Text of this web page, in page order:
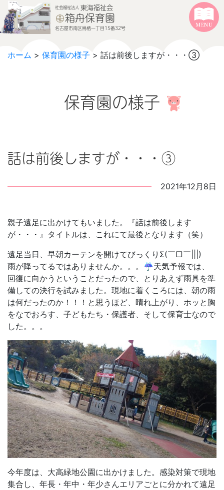
本文へジャンプする
メニューへジャンプする
社会福祉法人 東海福祉会
箱舟保育園
名古屋市南区鳥栖一丁目15番32号
ホーム > 保育園の様子 > 話は前後しますが・・・③
保育園の様子
話は前後しますが・・・③
2021年12月8日
親子遠足に出かけてもいました。『話は前後します
が・・・』タイトルは、これにて最後となります（笑）
遠足当日、早朝カーテンを開けてびっくりΣ(￣□￣|||)
雨が降ってるではありませんか。。。☔天気予報では、
回復に向かうということだったので、とりあえず雨具を準
備しての決行を試みました。現地に着くころには、朝の雨
は何だったのか！！！と思うほど、晴れ上がり、ホッと胸
をなでおろす、子どもたち・保護者、そして保育士なので
した。。。
今年度は、大高緑地公園に出かけました。感染対策で現地
集合し、年長・年中・年少さんエリアごとに分かれて遠足